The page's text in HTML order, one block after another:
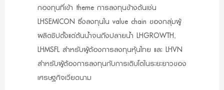
กองทุนที่เข้า theme การลงทุนข้างต้นเช่น
LHSEMICON ซึ่งลงทุนใน value chain ของกลุ่มผู้
ผลิตชิปตั้งแต่ต้นน้ำจนถึงปลายน้ำ LHGROWTH,
LHMSFL สำหรับผู้ต้องการลงทุนหุ้นไทย และ LHVN
สำหรับผู้ต้องการลงทุนกับการเติบโตในระยะยาวของ
เศรษฐกิจเวียดนาม